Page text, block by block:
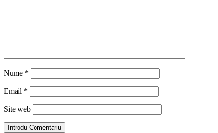
Nume *
Email *
Site web
Introdu Comentariu